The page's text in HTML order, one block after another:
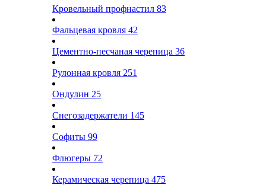
Кровельный профнастил 83
Фальцевая кровля 42
Цементно-песчаная черепица 36
Рулонная кровля 251
Ондулин 25
Снегозадержатели 145
Софиты 99
Флюгеры 72
Керамическая черепица 475